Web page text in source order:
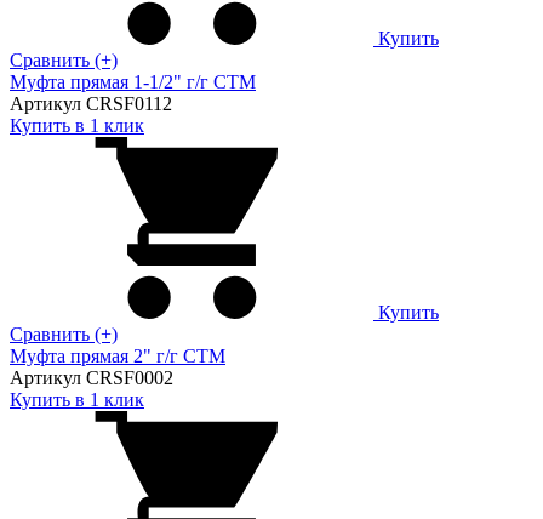
Купить
Сравнить (+)
Муфта прямая 1-1/2" г/г CTM
Артикул CRSF0112
Купить в 1 клик
Купить
Сравнить (+)
Муфта прямая 2" г/г CTM
Артикул CRSF0002
Купить в 1 клик